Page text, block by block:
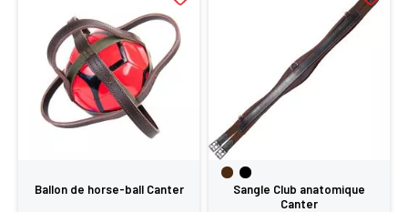
Ballon de horse-ball Canter
Sangle Club anatomique
Canter